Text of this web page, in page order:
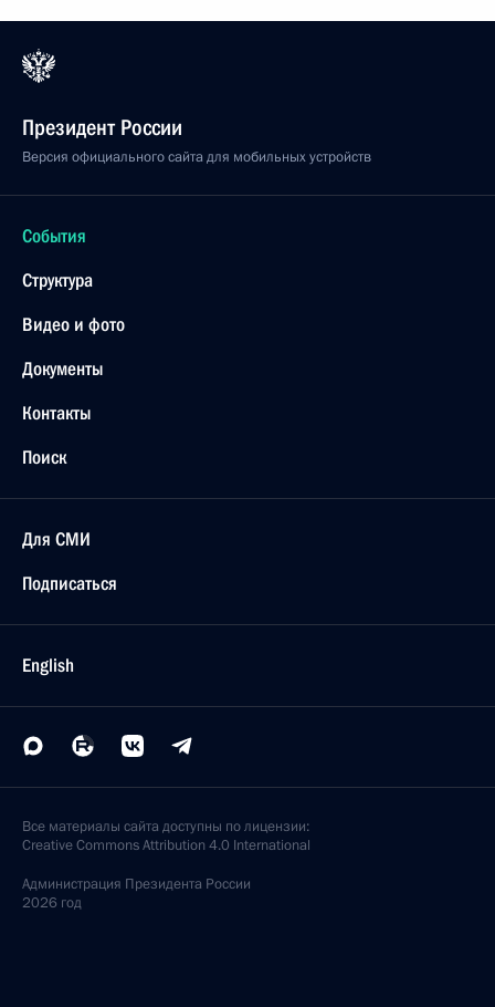
Ватикан
В ходе рабочего визита в Италию Владимир Путин
провел переговоры с Президентом Итальянской
Республики Джорджо Наполитано
и с Председателем Совета министров Романо
Рим
Президент подписал федеральный закон,
страхового возмещения по банковским вкладам
физических лиц
13 марта 2007 года, 20:30
с территориальными фондами обязательного
медицинского страхования за фактически
отпущенные в 2006 году лекарственные средства
отдельным категориям граждан
Владимир Путин поздравил поэта и писателя
Сергея Михалкова с 94-летием